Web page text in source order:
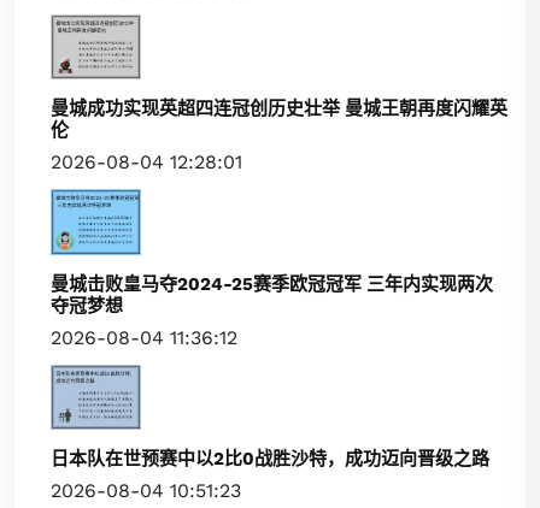
曼城成功实现英超四连冠创历史壮举 曼城王朝再度闪耀英
伦
2026-08-04 12:28:01
曼城击败皇马夺2024-25赛季欧冠冠军 三年内实现两次
夺冠梦想
2026-08-04 11:36:12
日本队在世预赛中以2比0战胜沙特，成功迈向晋级之路
2026-08-04 10:51:23